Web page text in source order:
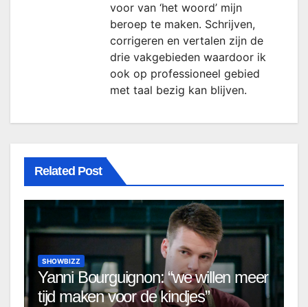
voor van ‘het woord’ mijn
beroep te maken. Schrijven,
corrigeren en vertalen zijn de
drie vakgebieden waardoor ik
ook op professioneel gebied
met taal bezig kan blijven.
Related Post
SHOWBIZZ
Yanni Bourguignon: “we willen meer
tijd maken voor de kindjes”